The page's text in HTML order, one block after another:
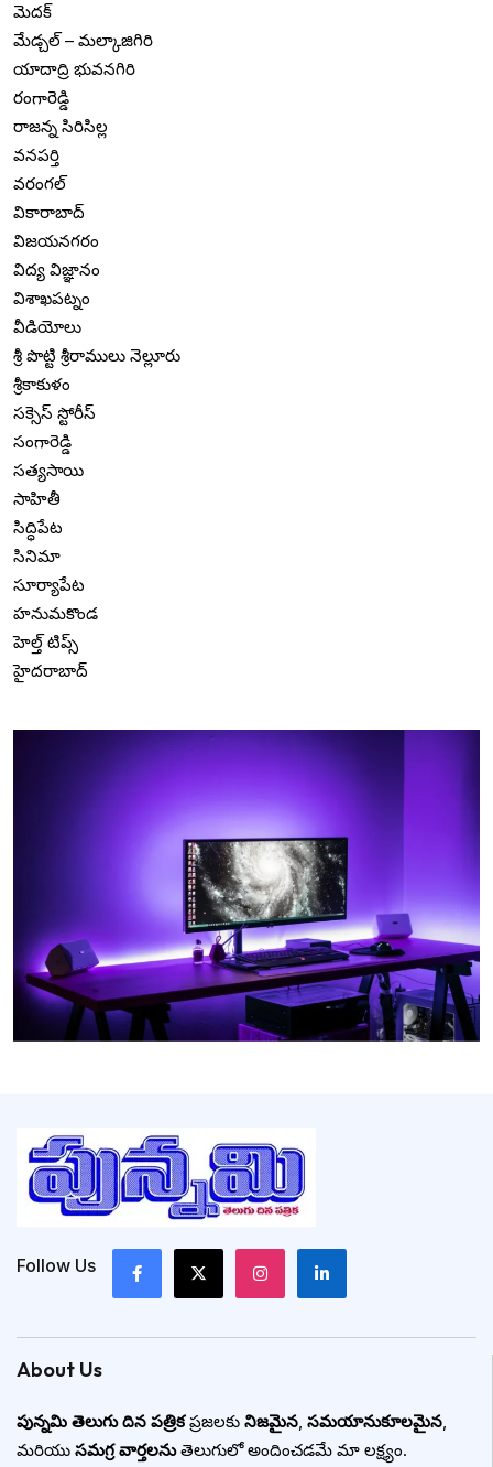
మెదక్
మేడ్చల్ – మల్కాజిగిరి
యాదాద్రి భువనగిరి
రంగారెడ్డి
రాజన్న సిరిసిల్ల
వనపర్తి
వరంగల్
వికారాబాద్
విజయనగరం
విద్య విజ్ఞానం
విశాఖపట్నం
వీడియోలు
శ్రీ పొట్టి శ్రీరాములు నెల్లూరు
శ్రీకాకుళం
సక్సెస్ స్టోరీస్
సంగారెడ్డి
సత్యసాయి
సాహితీ
సిద్ధిపేట
సినిమా
సూర్యాపేట
హనుమకొండ
హెల్త్ టిప్స్
హైదరాబాద్
Follow Us
About Us
పున్నమి తెలుగు దిన పత్రికప్రజలకు నిజమైన, సమయానుకూలమైన,
మరియు సమగ్ర వార్తలనుతెలుగులో అందించడమే మా లక్ష్యం.